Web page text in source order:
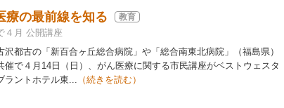
療の最前線を知る 教育
４月 公開講座
都古の「新百合ヶ丘総合病院」や「総合南東北病院」（福島県）
催で４月14日（日）、がん医療に関する市民講座がベストウェスタ
ラントホテル東... （続きを読む）